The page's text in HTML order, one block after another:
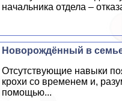
начальника отдела –
Новорождённый в
Отсутствующие навыки
крохи со временем и,
помощью...